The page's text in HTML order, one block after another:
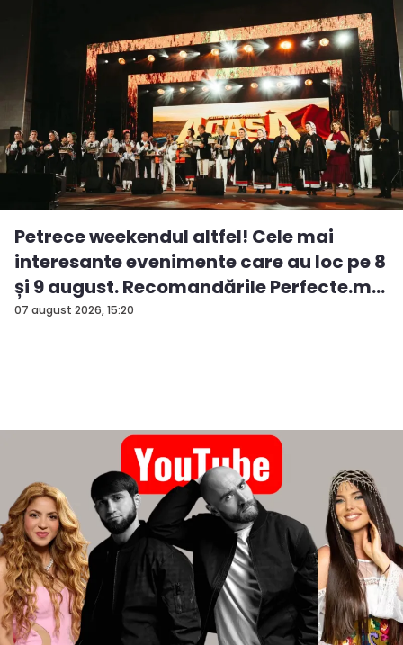
07 august 2026, 15:20
Petrece weekendul altfel! Cele mai
interesante evenimente care au loc pe 8
și 9 august. Recomandările Perfecte.m...